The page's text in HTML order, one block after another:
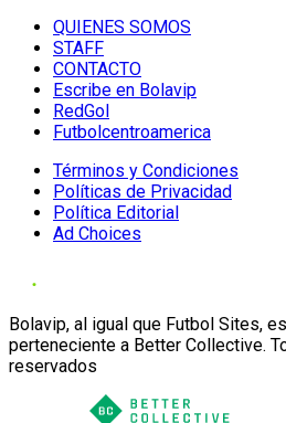
QUIENES SOMOS
STAFF
CONTACTO
Escribe en Bolavip
RedGol
Futbolcentroamerica
Términos y Condiciones
Políticas de Privacidad
Política Editorial
Ad Choices
Bolavip, al igual que Futbol Sites,
perteneciente a Better Collective.
reservados